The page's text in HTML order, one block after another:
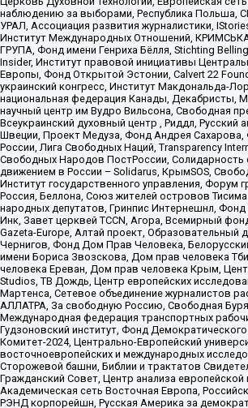
наблюдению за выборами, Республика
УРАЛ, Ассоциация развития журналистики,
Институт Международных Отношений,
ГРУПА, Фонд имени Генриха Бёлля, Stichting
Insider, Институт правовой инициативы
Европы, Фонд Открытой Эстонии, Calvert 22
украинский конгресс, Институт Макдональда-
национальная федерация Канады, Декабристы,
научный центр им Вудро Вильсона, Свободная
Всеукраинский духовный центр , Риддл, Русский
Швеции, Проект Медуза, Фонд Андрея
России, Лига Свободных Наций, Transparеncy
Свободных Народов ПостРоссии, Солидарность
движением в России – Solidarus, КрымSOS,
Институт государственного управления, Форум
Россия, Беллона, Союз жителей островов
народных депутатов, Гринпис Интернешнл,
Инк, Завет церквей TCCN, Агора, Всемирный
Gazeta-Europe, Алтай проект, Образовательный
Чернигов, Фонд Дом Прав Человека,
имени Бориса Звозскова, Дом прав человека
человека Ереван, Дом прав человека Крым,
Studios, ТВ Дождь, Центр европейских
Мартенса, Сетевое объединение журналистов
АЛЛАТРА, За свободную Россию, Свободная
Международная федерация транспортных
Гудзоновский институт, Фонд Демократического
Комитет-2024, Центрально-Европейский
восточноевропейских и международных
Сторожевой башни, Библии и трактатов
Гражданский Совет, Центр анализа европейской
Академическая сеть Восточная Европа,
РЭНД корпорейшн, Русская Америка за